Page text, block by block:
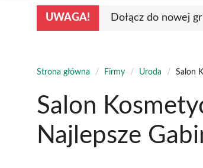
UWAGA! Dołącz do nowej
Strona główna / Firmy / Uroda / Salon
Salon
Najlepsze